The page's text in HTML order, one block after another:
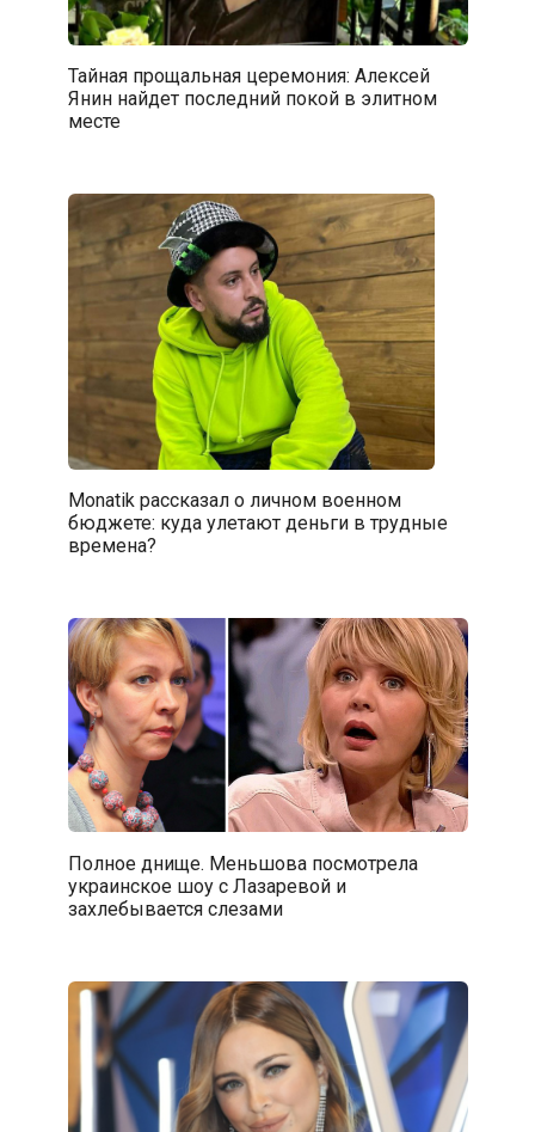
Тайная прощальная церемония: Алексей
Янин найдет последний покой в элитном
месте
Monatik рассказал о личном военном
бюджете: куда улетают деньги в трудные
времена?
Полное днище. Меньшова посмотрела
украинское шоу с Лазаревой и
захлебывается слезами